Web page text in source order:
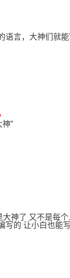
语言，大神们就
神”
大神了 又不是每
写的 让小白也能